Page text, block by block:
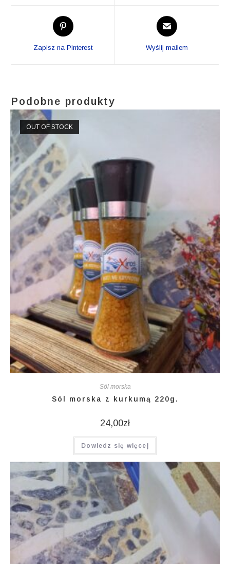
Opens
in
Zapisz na Pinterest
Opens
in
new
Wyślij mailem
Podobne produkty
OUT OF STOCK
Sól morska
Sól morska z kurkumą 220g.
24,00zł
Dowiedz się więcej